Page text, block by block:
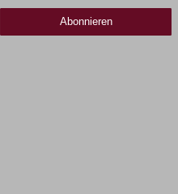
Abonnieren